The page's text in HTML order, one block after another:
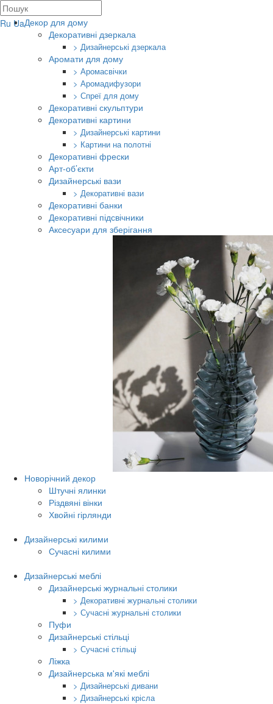
Ru UaДекор для дому
Декоративні дзеркала
> Дизайнерські дзеркала
Аромати для дому
> Аромасвічки
> Аромадифузори
> Спреї для дому
Декоративні скульптури
Декоративні картини
> Дизайнерські картини
> Картини на полотні
Декоративні фрески
Арт-об’єкти
Дизайнерські вази
> Декоративні вази
Декоративні банки
Декоративні підсвічники
Аксесуари для зберігання
Новорічний декор
Штучні ялинки
Різдвяні вінки
Хвойні гірлянди
Дизайнерські килими
Сучасні килими
Дизайнерські меблі
Дизайнерські журнальні столики
> Декоративні журнальні столики
> Сучасні журнальні столики
Пуфи
Дизайнерські стільці
> Сучасні стільці
Ліжка
Дизайнерська м'які меблі
> Дизайнерські дивани
> Дизайнерські крісла